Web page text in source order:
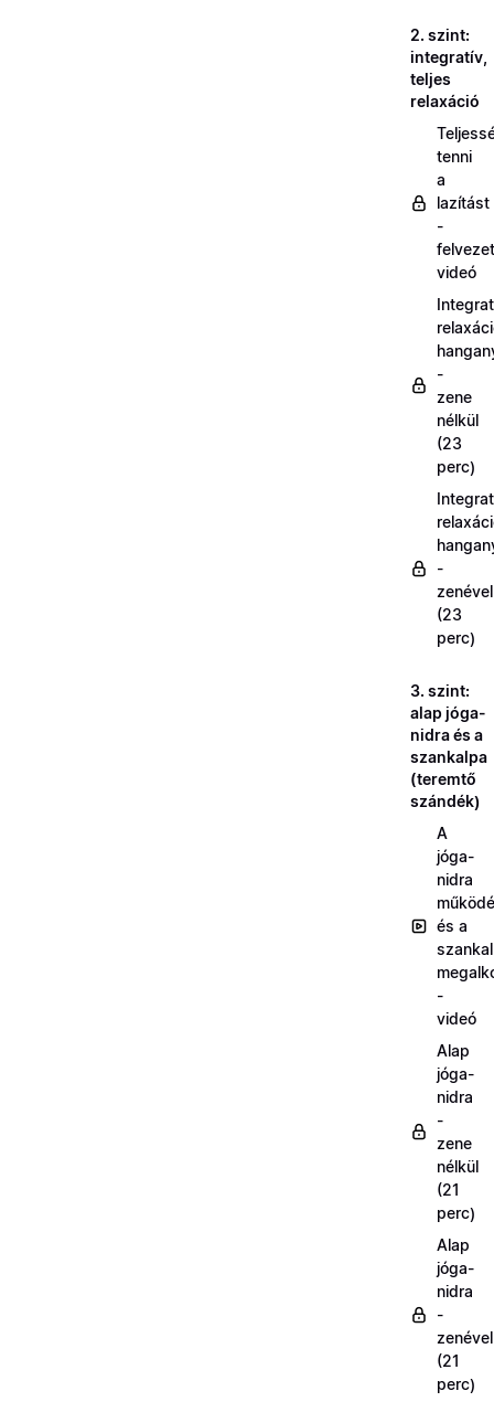
2. szint:
integratív,
teljes
relaxáció
tenni
a
lazítást
-
videó
-
zene
nélkül
(23
perc)
-
zenével
(23
perc)
3. szint:
alap jóga-
nidra és a
szankalpa
(teremtő
szándék)
A
jóga-
nidra
és a
-
videó
Alap
jóga-
nidra
-
zene
nélkül
(21
perc)
Alap
jóga-
nidra
-
zenével
(21
perc)